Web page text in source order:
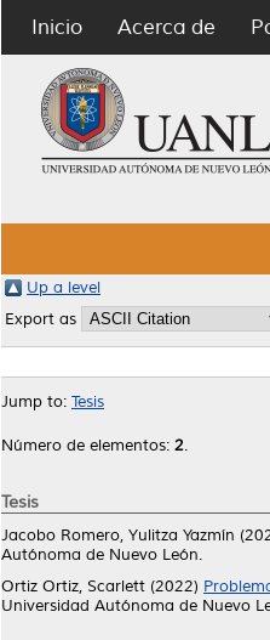
Inicio Acerca de
Up a level
Export as
Jump to: Tesis
Número de elementos: 2.
Tesis
Jacobo Romero, Yulitza Yazmín
Autónoma de Nuevo León.
Ortiz Ortiz, Scarlett (2022)
Universidad Autónoma de Nuevo